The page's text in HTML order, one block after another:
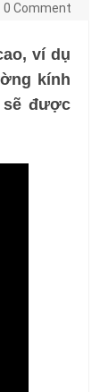
0 Comment
ví dụ
kính
sẽ được